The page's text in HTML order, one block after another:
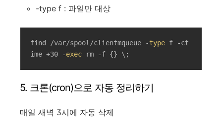
-type f : 파일만 대상
find /var/spool/clientmqueue -type f -ct
ime +30 -exec rm -f {} \;
5. 크론(cron)으로 자동 정리하기
매일 새벽 3시에 자동 삭제